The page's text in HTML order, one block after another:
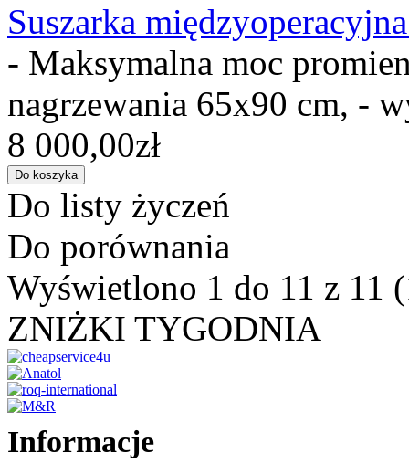
Suszarka
- Maksymalna moc
nagrzewania 65x90 cm, -
8 000,00zł
Do listy życzeń
Do porównania
Wyświetlono 1 do 11 z 11
ZNIŻKI TYGODNIA
Informacje